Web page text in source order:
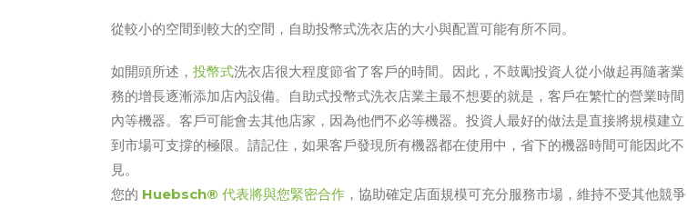
從較小的空間到較大的空間，自助投幣式洗衣店的大小與配置可能有所不同。
如開頭所述， 投幣式洗衣店很大程度節省了客戶的時間。因此，不鼓勵投資人從小做起再隨著業
務的增長逐漸添加店內設備。自助式投幣式洗衣店業主最不想要的就是，客戶在繁忙的營業時間
內等機器。客戶可能會去其他店家，因為他們不必等機器。投資人最好的做法是直接將規模建立
到市場可支撐的極限。請記住，如果客戶發現所有機器都在使用中，省下的機器時間可能因此不
見。
您的 Huebsch® 代表將與您緊密合作 ，協助確定店面規模可充分服務市場，維持不受其他競爭